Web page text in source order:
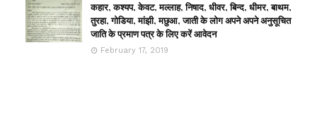
कहार, कश्यप, केवट, मल्लाह, निषाद, धीवर, बिन्द, धीमर, बाथम,
तुरहा, गोडिया, मांझी, मछुआ, जाती के लोग अपने अपने अनुसूचित
जाति के प्रमाण पत्र के लिए करें आवेदन
February 17, 2019